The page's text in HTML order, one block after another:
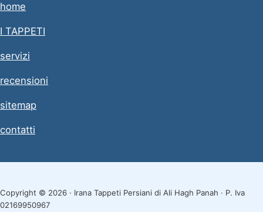
home
I TAPPETI
servizi
recensioni
sitemap
contatti
Copyright © 2026 · Irana Tappeti Persiani di Ali Hagh Panah · P. Iva
02169950967